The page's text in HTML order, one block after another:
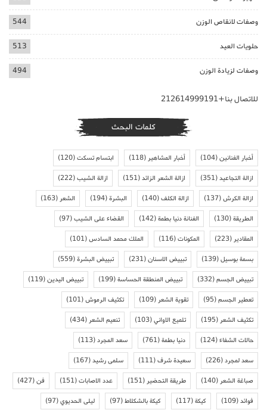
وصفات لانقاص الوزن 544
حلويات العيد 513
وصفات لزيادة الوزن 494
للاتصال بنا+212614999191
كلمات البحث
أخبار الفنانين(104) أخبار المشاهير(118) ابتسام تسكت(120)
ازالة التجاعيد(351) ازالة الشعر الزائد(151) ازالة الشيب(222)
ازالة الكرش(137) ازالة الكلف(140) البشرة(194) الشعر(163)
الطريقة(130) الفنانة دنيا بطمة(142) القضاء على الشيب(97)
المقادير(223) المكونات(116) الملك محمد السادس(101)
بسمة بوسيل(139) تبييض الاسنان(231) تبييض البشرة(559)
تبييض الجسم(332) تبييض المنطقة الحساسة(199) تبييض اليدين(119)
تعطير الجسم(95) تقوية الشعر(109) تكثيف الرموش(101)
تكثيف الشعر(195) تلميع الاواني(103) تنعيم الشعر(434)
حالات الشفاء(124) دنيا بطمة(761) سعد المجرد(113)
سعد لمجرد(226) سعيدة شرف(111) سلمى رشيد(167)
صباغة الشعر(140) طريقة التحضير(151) عدد الاصابات(151) فن(427)
فوائد(109) كيكة(117) كيكة بالشكلاط(97) ليلى الحديوي(97)